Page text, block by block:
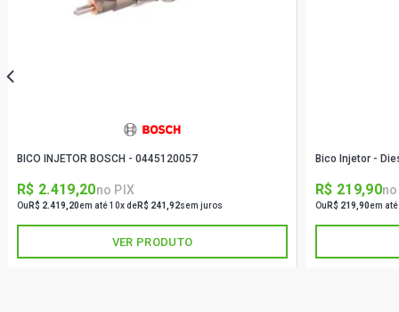
BICO INJETOR BOSCH - 0445120057
R$ 2.419,20no PIX
Ou R$ 2.419,20em até 10x deR$ 241,92sem juros
VER PRODUTO
Bico Injetor -
R$ 219,90no
Ou R$ 219,90em